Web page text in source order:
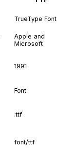
TrueType Font
Apple and
Microsoft
1991
Font
.ttf
font/ttf